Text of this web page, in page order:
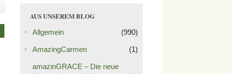
AUS UNSEREM BLOG
Allgemein (990)
AmazingCarmen (1)
amazinGRACE – Die neue